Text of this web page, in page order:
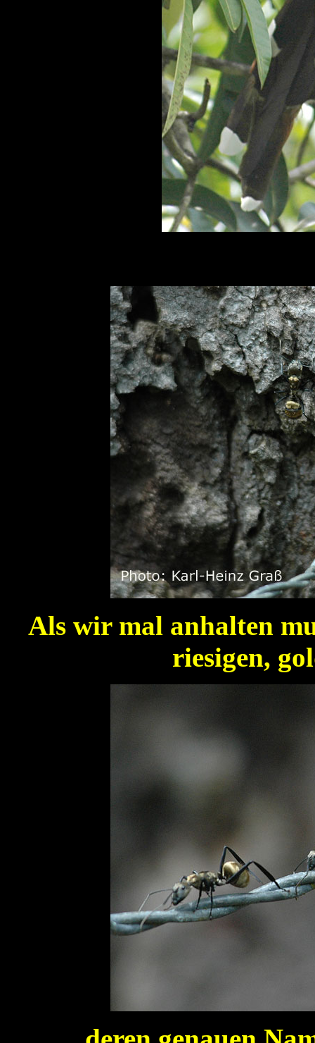
Als wir mal anhalten
riesigen,